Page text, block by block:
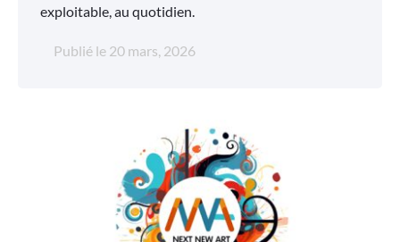
exploitable, au quotidien.
Publié le 20 mars, 2026